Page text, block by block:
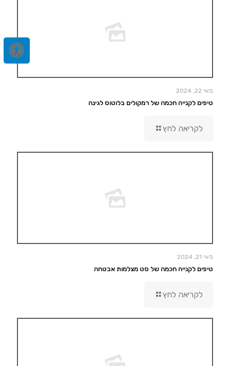
מאי 22, 2024
טיפים לקנייה חכמה של רמקולים בלוטוס לגינה
לקריאה לחץ
מאי 21, 2024
טיפים לקנייה חכמה של סט מצלמות אבטחה
לקריאה לחץ